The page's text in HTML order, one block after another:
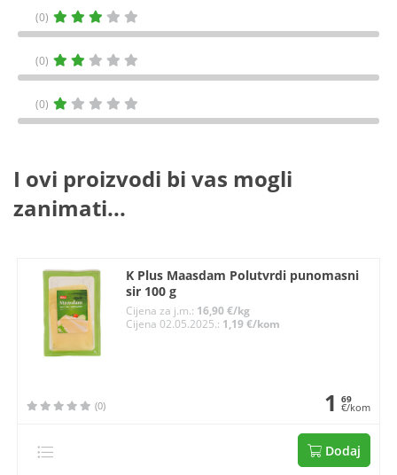
(0)
(0)
(0)
I ovi proizvodi bi vas mogli
zanimati...
K Plus Maasdam Polutvrdi punomasni
sir 100 g
Cijena za j.m.: 16,90 €/kg
Cijena 02.05.2025.: 1,19 €/kom
(0) 1 69
€/kom
Dodaj